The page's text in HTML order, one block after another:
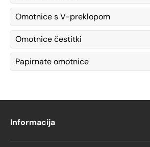
Omotnice s V-preklopom
Omotnice čestitki
Papirnate omotnice
Informacija